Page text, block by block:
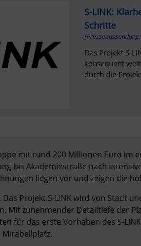
S-LINK:
Schritte
Das Projekt S-
konsequent
durch die
mit rund 200 Millionen Euro im
bis Akademiestraße nach
liegen vor und zeigen die
Das Projekt S-LINK wird von Stadt
Mit zunehmender Detailtiefe der
für das erste Vorhaben des S-